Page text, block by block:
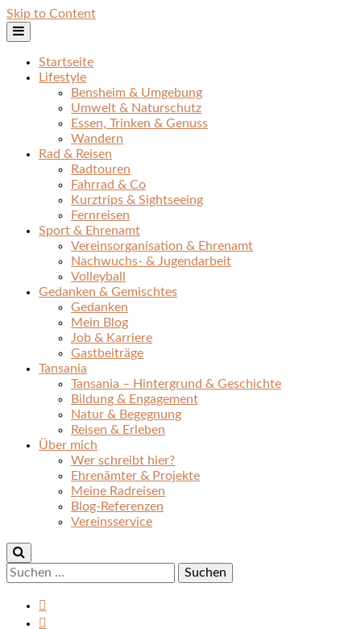
Skip to Content
Startseite
Lifestyle
Bensheim & Umgebung
Umwelt & Naturschutz
Essen, Trinken & Genuss
Wandern
Rad & Reisen
Radtouren
Fahrrad & Co
Kurztrips & Sightseeing
Fernreisen
Sport & Ehrenamt
Vereinsorganisation & Ehrenamt
Nachwuchs- & Jugendarbeit
Volleyball
Gedanken & Gemischtes
Gedanken
Mein Blog
Job & Karriere
Gastbeiträge
Tansania
Tansania – Hintergrund & Geschichte
Bildung & Engagement
Natur & Begegnung
Reisen & Erleben
Über mich
Wer schreibt hier?
Ehrenämter & Projekte
Meine Radreisen
Blog-Referenzen
Vereinsservice
Suchen
nach: